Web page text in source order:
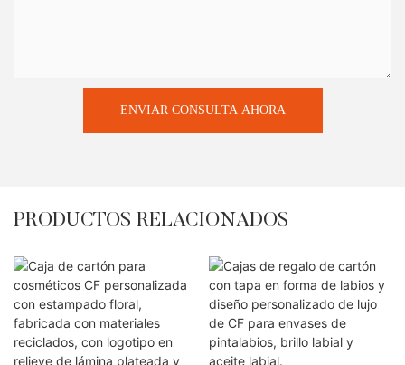
ENVIAR CONSULTA AHORA
PRODUCTOS RELACIONADOS